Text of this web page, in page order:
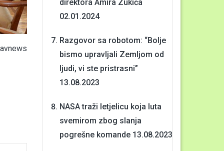
direktora Amira Zukića
02.01.2024
Razgovor sa robotom: “Bolje
bismo upravljali Zemljom od
ljudi, vi ste pristrasni”
13.08.2023
NASA traži letjelicu koja luta
svemirom zbog slanja
pogrešne komande 13.08.2023